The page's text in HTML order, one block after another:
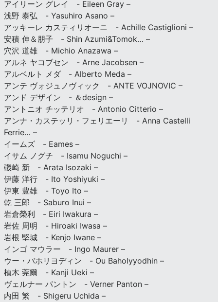
アイリーン グレイ - Eileen Gray –
浅野 泰弘 - Yasuhiro Asano –
アッキーレ カスティリオーニ - Achille Castiglioni –
安積 伸＆朋子 - Shin Azumi&Tomok… –
穴沢 道雄 - Michio Anazawa –
アルネ ヤコブセン - Arne Jacobsen –
アルベルト メダ - Alberto Meda –
アンテ ヴォジュノヴィック - ANTE VOJNOVIC –
アンド デザイン - ＆design –
アントニオ チッテリオ - Antonio Citterio –
アンナ・カステッリ・フェリエーリ - Anna Castelli
Ferrie… –
イームズ - Eames –
イサム ノグチ - Isamu Noguchi –
磯崎 新 - Arata Isozaki –
伊藤 洋行 - Ito Yoshiyuki –
伊東 豊雄 - Toyo Ito –
乾 三郎 - Saburo Inui –
岩倉榮利 - Eiri Iwakura –
岩佐 周明 - Hiroaki Iwasa –
岩根 堅城 - Kenjo Iwane –
インゴ マウラー - Ingo Maurer –
ウー・バホリヨディン - Ou Baholyyodhin –
植木 莞爾 - Kanji Ueki –
ヴェルナー パントン - Verner Panton –
内田 繁 - Shigeru Uchida –